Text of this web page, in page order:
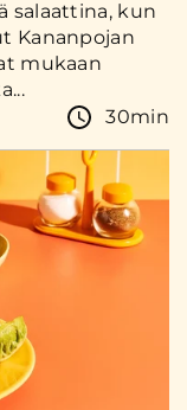
salaattina, kun
Kananpojan
mukaan
30min